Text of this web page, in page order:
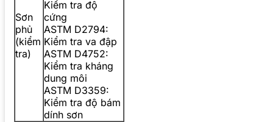
Sơn
phủ
(kiểm
tra)
Kiểm tra độ
cứng
ASTM D2794:
Kiểm tra va đập
ASTM D4752:
Kiểm tra kháng
dung môi
ASTM D3359:
Kiểm tra độ bám
dính sơn